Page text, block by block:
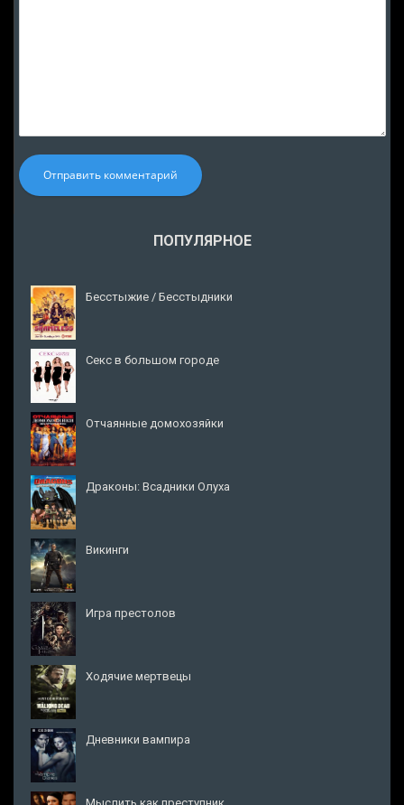
Отправить комментарий
ПОПУЛЯРНОЕ
Бесстыжие / Бесстыдники
Секс в большом городе
Отчаянные домохозяйки
Драконы: Всадники Олуха
Викинги
Игра престолов
Ходячие мертвецы
Дневники вампира